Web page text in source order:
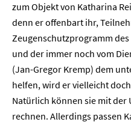
zum Objekt von Katharina
denn er offenbart ihr,
Zeugenschutzprogramm des
und der immer noch vom
(Jan-Gregor Kremp) dem
helfen, wird er vielleicht
Natürlich können sie mit
rechnen. Allerdings passen